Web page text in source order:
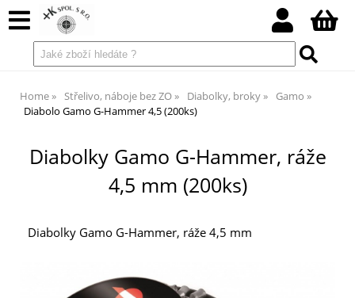
Home Střelivo, náboje bez ZO Diabolky, broky
Gamo
Diabolo Gamo G-Hammer 4,5 (200ks)
Diabolky Gamo G-Hammer, ráže
4,5 mm (200ks)
Diabolky Gamo G-Hammer, ráže 4,5 mm